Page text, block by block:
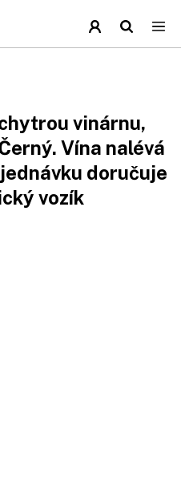
vinárnu,
Vína nalévá
doručuje
vozík